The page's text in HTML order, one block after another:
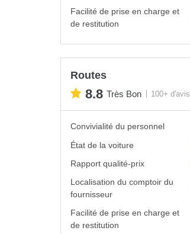
Facilité de prise en charge et
de restitution
Routes
8.8 Très Bon 100+ d'avis
Convivialité du personnel
État de la voiture
Rapport qualité-prix
Localisation du comptoir du
fournisseur
Facilité de prise en charge et
de restitution